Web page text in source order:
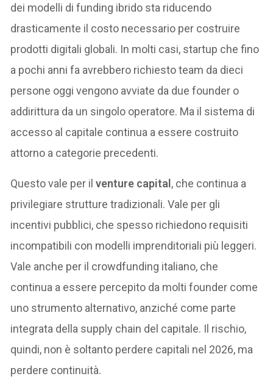
dei modelli di funding ibrido sta riducendo
drasticamente il costo necessario per costruire
prodotti digitali globali. In molti casi, startup che fino
a pochi anni fa avrebbero richiesto team da dieci
persone oggi vengono avviate da due founder o
addirittura da un singolo operatore. Ma il sistema di
accesso al capitale continua a essere costruito
attorno a categorie precedenti.
Questo vale per ilventure capital, che continua a
privilegiare strutture tradizionali. Vale per gli
incentivi pubblici, che spesso richiedono requisiti
incompatibili con modelli imprenditoriali più leggeri.
Vale anche per il crowdfunding italiano, che
continua a essere percepito da molti founder come
uno strumento alternativo, anziché come parte
integrata della supply chain del capitale. Il rischio,
quindi, non è soltanto perdere capitali nel 2026, ma
perdere continuità.